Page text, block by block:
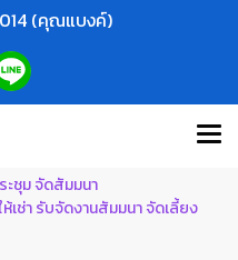
(คุณแบงค์)
ะชุม จัดสัมมนา
เช่า รับจัดงานสัมมนา จัดเลี้ยง